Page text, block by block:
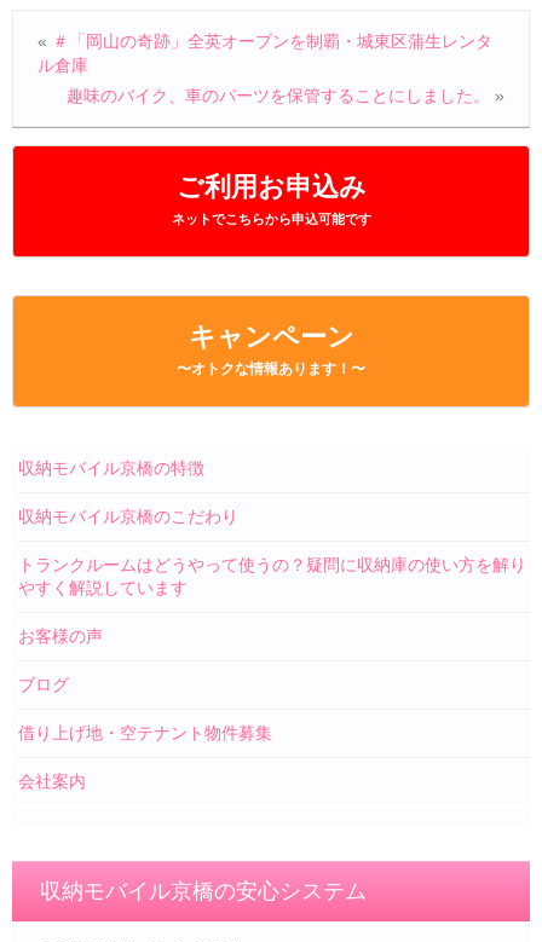
ご利用お申込み
ネットでこちらから申込可能です
キャンペーン
〜オトクな情報あります！〜
収納モバイル京橋の特徴
収納モバイル京橋のこだわり
トランクルームはどうやって使うの？疑問に収納庫の使い方を解り
やすく解説しています
お客様の声
ブログ
借り上げ地・空テナント物件募集
会社案内
収納モバイル京橋の安心システム
« ＃「岡山の奇跡」全英オープンを制覇・城東区蒲生レンタ
ル倉庫
趣味のバイク、車のパーツを保管することにしました。
»